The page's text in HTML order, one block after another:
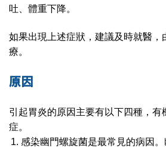
吐、體重下降。
如果出現上述症狀，建議及時就醫，
療。
原因
引起胃炎的原因主要有以下四種，有
症。
感染幽門螺旋菌是最常見的病因